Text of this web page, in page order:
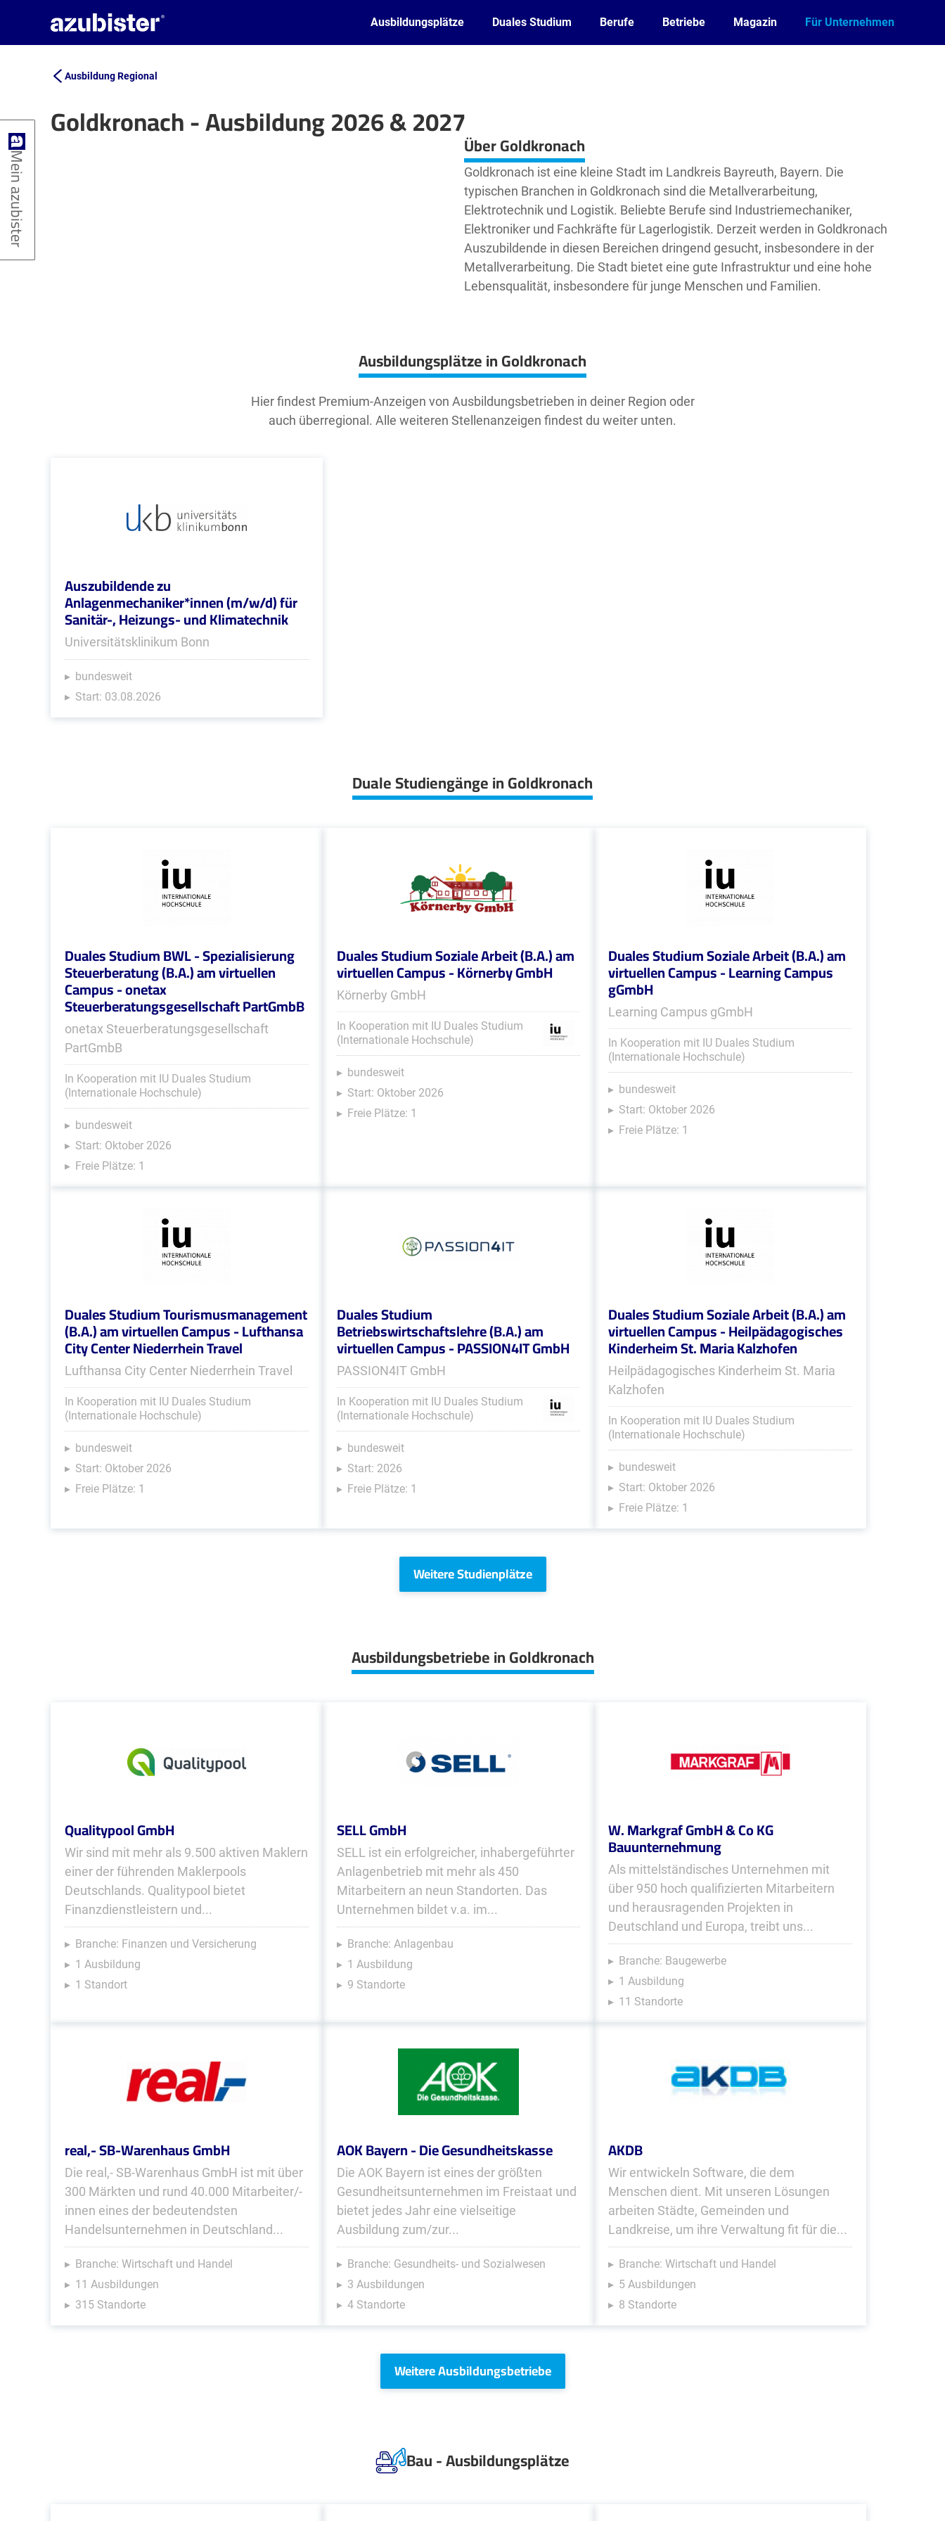
Ausbildungsplätze Duales Studium Berufe Betriebe Magazin Für Unternehmen
Ausbildung Regional
Goldkronach - Ausbildung 2026 & 2027
Leaflet| ©OpenStreetMap2contributors Über Goldkronach
Goldkronach ist eine kleine Stadt im Landkreis Bayreuth, Bayern. Die
typischen Branchen in Goldkronach sind die Metallverarbeitung,
Elektrotechnik und Logistik. Beliebte Berufe sind Industriemechaniker,
Elektroniker und Fachkräfte für Lagerlogistik. Derzeit werden in Goldkronach
Auszubildende in diesen Bereichen dringend gesucht, insbesondere in der
Metallverarbeitung. Die Stadt bietet eine gute Infrastruktur und eine hohe
Lebensqualität, insbesondere für junge Menschen und Familien.
Ausbildungsplätze in Goldkronach
Hier findest Premium-Anzeigen von Ausbildungsbetrieben in deiner Region oder
auch überregional. Alle weiteren Stellenanzeigen findest du weiter unten.
Auszubildende zu
Anlagenmechaniker*innen (m/w/d) für
Sanitär-, Heizungs- und Klimatechnik
Universitätsklinikum Bonn
bundesweit
Start: 03.08.2026
Duale Studiengänge in Goldkronach
Duales Studium BWL - Spezialisierung
Steuerberatung (B.A.) am virtuellen
Campus - onetax
Steuerberatungsgesellschaft PartGmbB
onetax Steuerberatungsgesellschaft
PartGmbB
In Kooperation mit IU Duales Studium
(Internationale Hochschule)
bundesweit
Start: Oktober 2026
Freie Plätze: 1
Duales Studium Soziale Arbeit (B.A.) am
virtuellen Campus - Körnerby GmbH
Körnerby GmbH
In Kooperation mit IU Duales Studium
(Internationale Hochschule)
bundesweit
Start: Oktober 2026
Freie Plätze: 1
Duales Studium Soziale Arbeit (B.A.) am
virtuellen Campus - Learning Campus
gGmbH
Learning Campus gGmbH
In Kooperation mit IU Duales Studium
(Internationale Hochschule)
bundesweit
Start: Oktober 2026
Freie Plätze: 1
Duales Studium Tourismusmanagement
(B.A.) am virtuellen Campus - Lufthansa
City Center Niederrhein Travel
Lufthansa City Center Niederrhein Travel
In Kooperation mit IU Duales Studium
(Internationale Hochschule)
bundesweit
Start: Oktober 2026
Freie Plätze: 1
Duales Studium
Betriebswirtschaftslehre (B.A.) am
virtuellen Campus - PASSION4IT GmbH
PASSION4IT GmbH
In Kooperation mit IU Duales Studium
(Internationale Hochschule)
bundesweit
Start: 2026
Freie Plätze: 1
Duales Studium Soziale Arbeit (B.A.) am
virtuellen Campus - Heilpädagogisches
Kinderheim St. Maria Kalzhofen
Heilpädagogisches Kinderheim St. Maria
Kalzhofen
In Kooperation mit IU Duales Studium
(Internationale Hochschule)
bundesweit
Start: Oktober 2026
Freie Plätze: 1
Weitere Studienplätze
Ausbildungsbetriebe in Goldkronach
Qualitypool GmbH
Wir sind mit mehr als 9.500 aktiven Maklern
einer der führenden Maklerpools
Deutschlands. Qualitypool bietet
Finanzdienstleistern und...
Branche: Finanzen und Versicherung
1 Ausbildung
1 Standort
SELL GmbH
SELL ist ein erfolgreicher, inhabergeführter
Anlagenbetrieb mit mehr als 450
Mitarbeitern an neun Standorten. Das
Unternehmen bildet v.a. im...
Branche: Anlagenbau
1 Ausbildung
9 Standorte
W. Markgraf GmbH & Co KG
Bauunternehmung
Als mittelständisches Unternehmen mit
über 950 hoch qualifizierten Mitarbeitern
und herausragenden Projekten in
Deutschland und Europa, treibt uns...
Branche: Baugewerbe
1 Ausbildung
11 Standorte
real,- SB-Warenhaus GmbH
Die real,- SB-Warenhaus GmbH ist mit über
300 Märkten und rund 40.000 Mitarbeiter/-
innen eines der bedeutendsten
Handelsunternehmen in Deutschland...
Branche: Wirtschaft und Handel
11 Ausbildungen
315 Standorte
AOK Bayern - Die Gesundheitskasse
Die AOK Bayern ist eines der größten
Gesundheitsunternehmen im Freistaat und
bietet jedes Jahr eine vielseitige
Ausbildung zum/zur...
Branche: Gesundheits- und Sozialwesen
3 Ausbildungen
4 Standorte
AKDB
Wir entwickeln Software, die dem
Menschen dient. Mit unseren Lösungen
arbeiten Städte, Gemeinden und
Landkreise, um ihre Verwaltung fit für die...
Branche: Wirtschaft und Handel
5 Ausbildungen
8 Standorte
Weitere Ausbildungsbetriebe
Bau - Ausbildungsplätze
Mein azubister